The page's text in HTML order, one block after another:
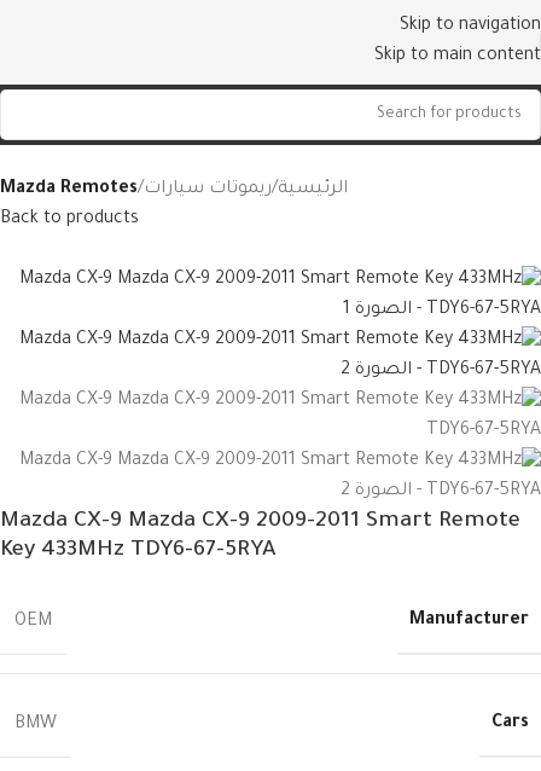
Skip to navigation
Skip to main content
الرئيسية ريموتات سيارات Mazda Remotes
Back to products
Mazda CX-9 Mazda CX-9 2009-2011 Smart Remote
Key 433MHz TDY6-67-5RYA
Manufacturer
OEM
Cars
BMW